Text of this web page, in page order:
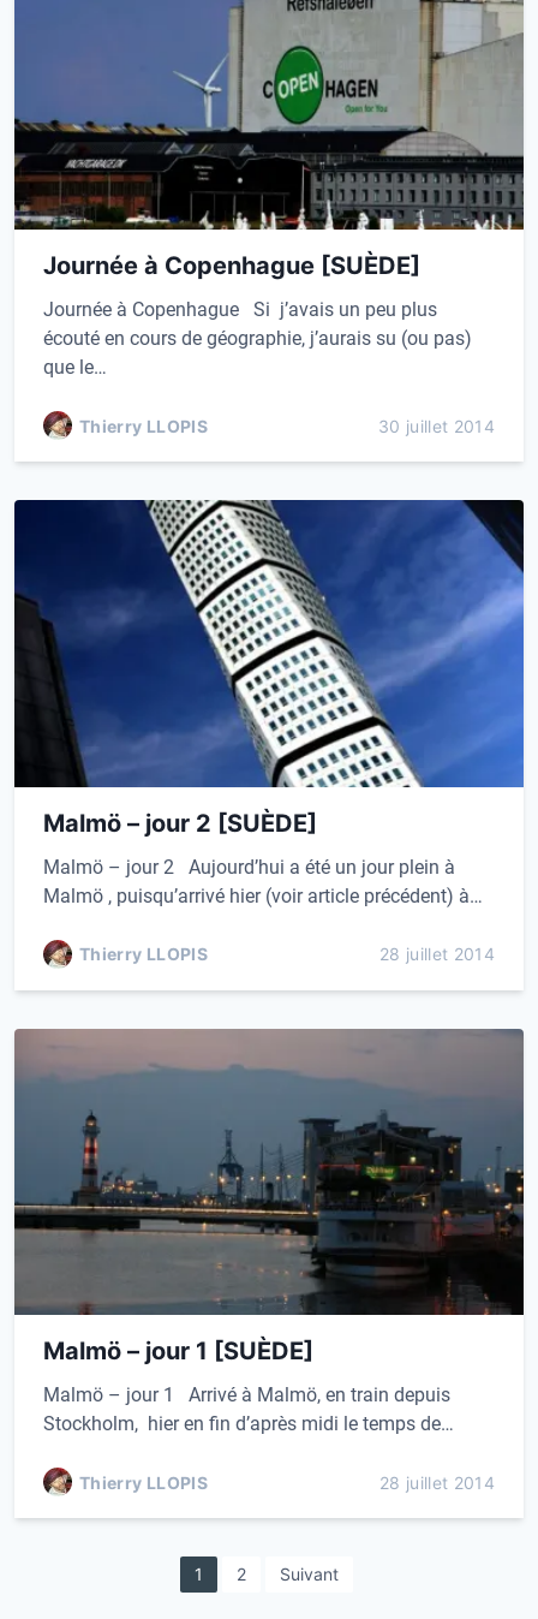
Journée à Copenhague [SUÈDE]
Journée à Copenhague Si j’avais un peu plus
écouté en cours de géographie, j’aurais su (ou pas)
que le…
Thierry LLOPIS 30 juillet 2014
Malmö – jour 2 [SUÈDE]
Malmö – jour 2 Aujourd’hui a été un jour plein à
Malmö , puisqu’arrivé hier (voir article précédent) à…
Thierry LLOPIS 28 juillet 2014
Malmö – jour 1 [SUÈDE]
Malmö – jour 1 Arrivé à Malmö, en train depuis
Stockholm, hier en fin d’après midi le temps de…
Thierry LLOPIS 28 juillet 2014
1 2 Suivant